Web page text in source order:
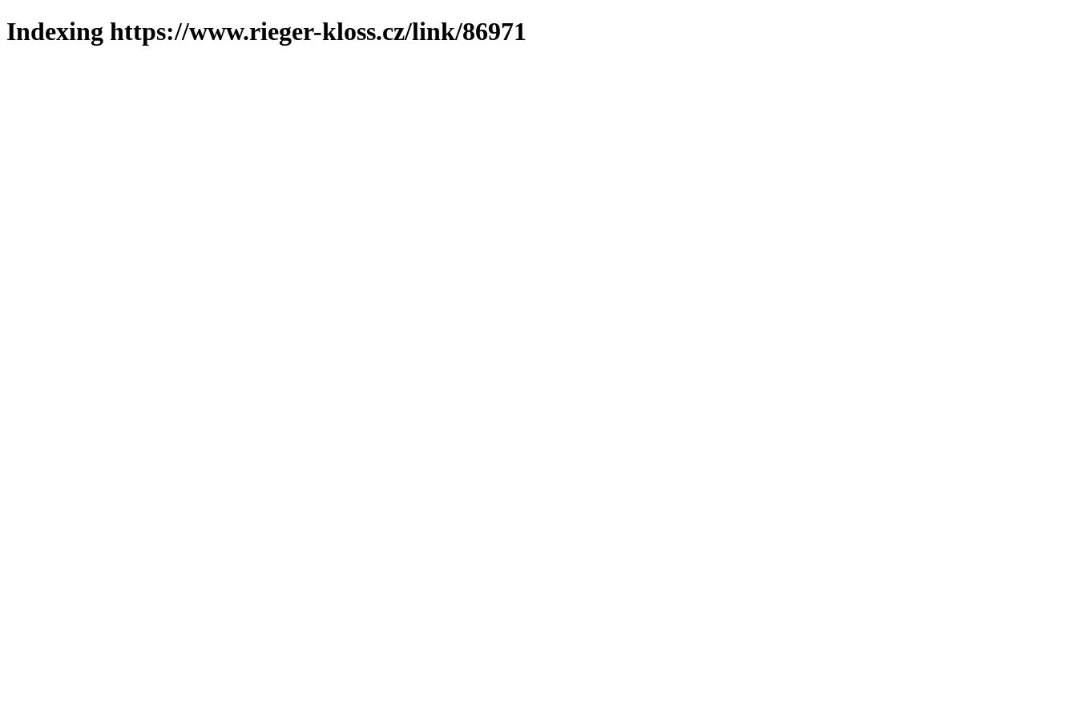
Indexing https://www.rieger-kloss.cz/link/86971